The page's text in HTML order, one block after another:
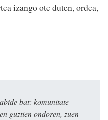
izango ote duten, ordea,
bat: komunitate
guztien ondoren, zuen